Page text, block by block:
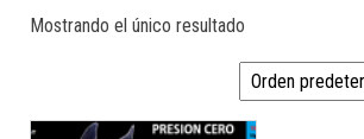
Mostrando el único resultado